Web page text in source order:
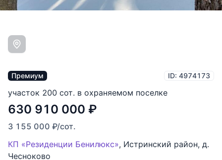
Премиум ID: 4974173
участок 200 сот. в охраняемом поселке
630 910 000 ₽
3 155 000 ₽/сот.
КП «Резиденции Бенилюкс», Истринский район, д.
Чесноково